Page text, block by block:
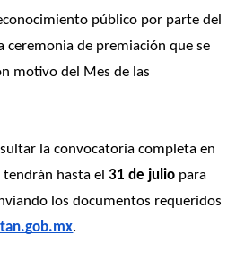
público por parte del
ceremonia de premiación que se
motivo del Mes de las
la convocatoria completa en
tendrán hasta el 31 de julio para
los documentos requeridos
.